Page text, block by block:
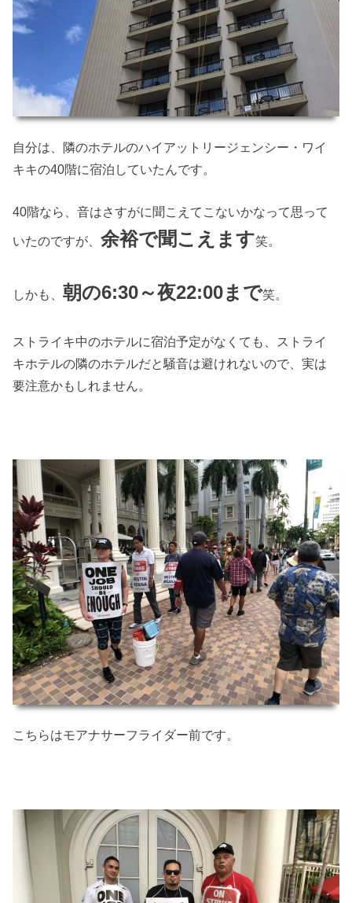
自分は、隣のホテルのハイアットリージェンシー・ワイ
キキの40階に宿泊していたんです。
40階なら、音はさすがに聞こえてこないかなって思って
いたのですが、余裕で聞こえます笑。
しかも、朝の6:30～夜22:00まで笑。
ストライキ中のホテルに宿泊予定がなくても、ストライ
キホテルの隣のホテルだと騒音は避けれないので、実は
要注意かもしれません。
こちらはモアナサーフライダー前です。